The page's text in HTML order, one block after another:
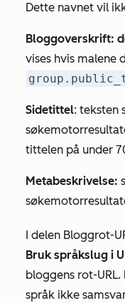
Dette navnet vil
Bloggoverskrift:
vises hvis malene
Sidetittel: teksten
tittelen på under
Metabeskrivelse:
I delen Bloggrot-
Bruk språkslug i
bloggens rot-
språk ikke